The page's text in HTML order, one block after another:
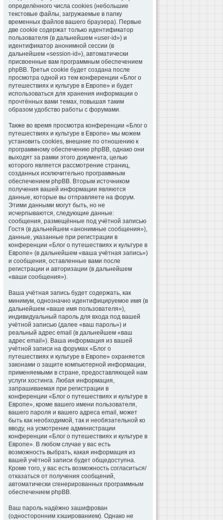
определённого числа cookies (небольшие
текстовые файлы, загружаемые в папку
временных файлов вашего браузера). Первые
две cookie содержат только идентификатор
пользователя (в дальнейшем «user-id») и
идентификатор анонимной сессии (в
дальнейшем «session-id»), автоматически
присвоенные вам программным обеспечением
phpBB. Третья cookie будет создана после
просмотра одной из тем конференции «Блог о
путешествиях и культуре в Европе» и будет
использоваться для хранения информации о
прочтённых вами темах, повышая таким
образом удобство работы с форумами.
Также во время просмотра конференции «Блог о
путешествиях и культуре в Европе» мы можем
установить cookies, внешние по отношению к
программному обеспечению phpBB, однако они
выходят за рамки этого документа, целью
которого является рассмотрение страниц,
созданных исключительно программным
обеспечением phpBB. Вторым источником
получения вашей информации являются
данные, которые вы отправляете на форум.
Этими данными могут быть, но не
исчерпываются, следующие данные:
сообщения, размещённые под учётной записью
Гостя (в дальнейшем «анонимные сообщения»),
данные, указанные при регистрации в
конференции «Блог о путешествиях и культуре в
Европе» (в дальнейшем «ваша учётная запись»)
и сообщения, оставленные вами после
регистрации и авторизации (в дальнейшем
«ваши сообщения»).
Ваша учётная запись будет содержать, как
минимум, однозначно идентифицируемое имя (в
дальнейшем «ваше имя пользователя»),
индивидуальный пароль для входа под вашей
учётной записью (далее «ваш пароль») и
реальный адрес email (в дальнейшем «ваш
адрес email»). Ваша информация из вашей
учётной записи на форумах «Блог о
путешествиях и культуре в Европе» охраняется
законами о защите компьютерной информации,
применяемыми в стране, предоставляющей нам
услуги хостинга. Любая информация,
запрашиваемая при регистрации в
конференции «Блог о путешествиях и культуре в
Европе», кроме вашего имени пользователя,
вашего пароля и вашего адреса email, может
быть как необходимой, так и необязательной ко
вводу, на усмотрение администрации
конференции «Блог о путешествиях и культуре в
Европе». В любом случае у вас есть
возможность выбрать, какая информация из
вашей учётной записи будет общедоступна.
Кроме того, у вас есть возможность согласиться/
отказаться от получения сообщений,
автоматически сгенерированных программным
обеспечением phpBB.
Ваш пароль надёжно зашифрован
(односторонним хэшированием). Однако не